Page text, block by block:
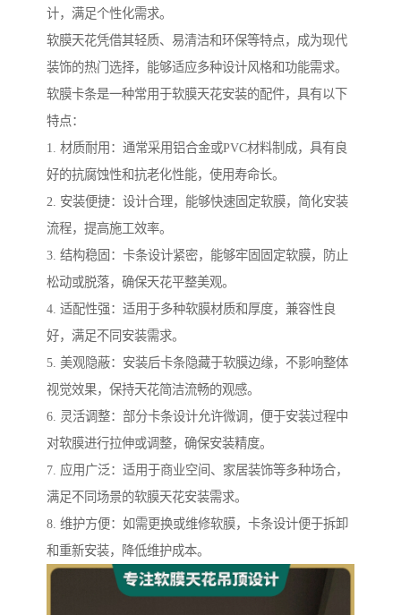
计，满足个性化需求。
软膜天花凭借其轻质、易清洁和环保等特点，成为现代
装饰的热门选择，能够适应多种设计风格和功能需求。
软膜卡条是一种常用于软膜天花安装的配件，具有以下
特点：
1. 材质耐用：通常采用铝合金或PVC材料制成，具有良
好的抗腐蚀性和抗老化性能，使用寿命长。
2. 安装便捷：设计合理，能够快速固定软膜，简化安装
流程，提高施工效率。
3. 结构稳固：卡条设计紧密，能够牢固固定软膜，防止
松动或脱落，确保天花平整美观。
4. 适配性强：适用于多种软膜材质和厚度，兼容性良
好，满足不同安装需求。
5. 美观隐蔽：安装后卡条隐藏于软膜边缘，不影响整体
视觉效果，保持天花简洁流畅的观感。
6. 灵活调整：部分卡条设计允许微调，便于安装过程中
对软膜进行拉伸或调整，确保安装精度。
7. 应用广泛：适用于商业空间、家居装饰等多种场合，
满足不同场景的软膜天花安装需求。
8. 维护方便：如需更换或维修软膜，卡条设计便于拆卸
和重新安装，降低维护成本。